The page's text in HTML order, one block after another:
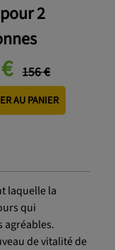
2
156 €
AU PANIER
laquelle la
qui
agréables.
de vitalité de